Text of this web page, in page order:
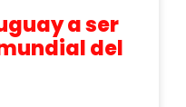
a ser
del